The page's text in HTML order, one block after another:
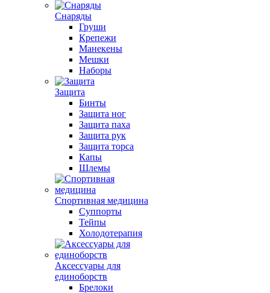
Снаряды
Груши
Крепежи
Манекены
Мешки
Наборы
Защита
Бинты
Защита ног
Защита паха
Защита рук
Защита торса
Капы
Шлемы
Спортивная медицина
Суппорты
Тейпы
Холодотерапия
Аксессуары для
единоборств
Брелоки